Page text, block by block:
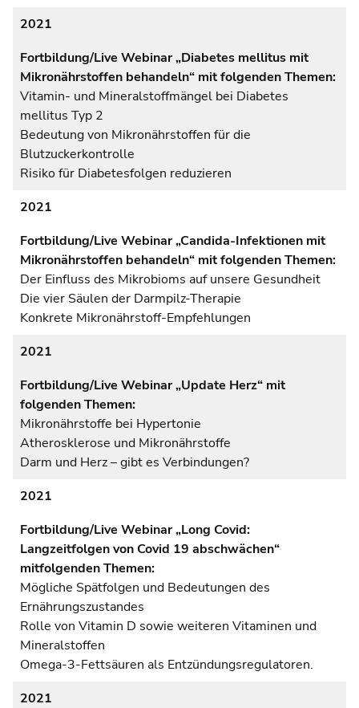
2021
Fortbildung/Live Webinar „Diabetes mellitus mit
Mikronährstoffen behandeln“ mit folgenden Themen:
Vitamin- und Mineralstoffmängel bei Diabetes
mellitus Typ 2
Bedeutung von Mikronährstoffen für die
Blutzuckerkontrolle
Risiko für Diabetesfolgen reduzieren
2021
Fortbildung/Live Webinar „Candida-Infektionen mit
Mikronährstoffen behandeln“ mit folgenden Themen:
Der Einfluss des Mikrobioms auf unsere Gesundheit
Die vier Säulen der Darmpilz-Therapie
Konkrete Mikronährstoff-Empfehlungen
2021
Fortbildung/Live Webinar „Update Herz“ mit
folgenden Themen:
Mikronährstoffe bei Hypertonie
Atherosklerose und Mikronährstoffe
Darm und Herz – gibt es Verbindungen?
2021
Fortbildung/Live Webinar „Long Covid:
Langzeitfolgen von Covid 19 abschwächen“
mitfolgenden Themen:
Mögliche Spätfolgen und Bedeutungen des
Ernährungszustandes
Rolle von Vitamin D sowie weiteren Vitaminen und
Mineralstoffen
Omega-3-Fettsäuren als Entzündungsregulatoren.
2021